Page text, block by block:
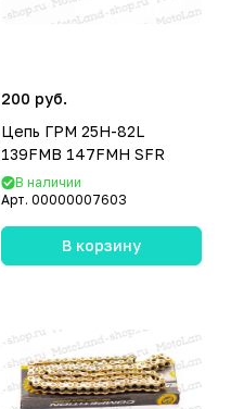
200 руб.
Цепь ГРМ 25H-82L
139FMB 147FMH SFR
В наличии
Арт. 00000007603
В корзину